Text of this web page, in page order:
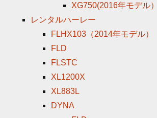
XG750(2016年モデル）
レンタルハーレー
FLHX103（2014年モデル）
FLD
FLSTC
XL1200X
XL883L
DYNA